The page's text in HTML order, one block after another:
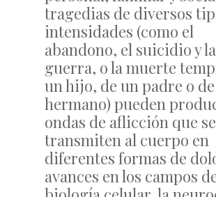
tragedias de diversos
intensidades (como el
abandono, el suicidio y la
guerra, o la muerte
un hijo, de un padre o
hermano) pueden
ondas de aflicción que se
transmiten al cuerpo en
diferentes formas de
avances en los campos